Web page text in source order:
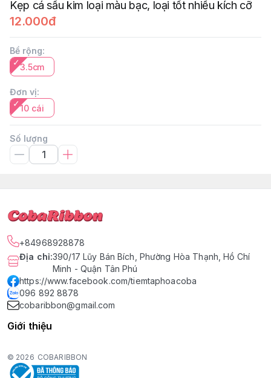
Kẹp cá sấu kim loại màu bạc, loại tốt nhiều kích cỡ
12.000đ
Bề rộng:
3.5cm
Đơn vị:
10 cái
Số lượng
+84968928878
Địa chỉ:390/17 Lũy Bán Bích, Phường Hòa Thạnh, Hồ Chí
Minh - Quận Tân Phú
https://www.facebook.com/tiemtaphoacoba
096 892 8878
cobaribbon@gmail.com
Giới thiệu
© 2026 COBARIBBON